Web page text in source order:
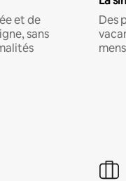
et de
sans
Des